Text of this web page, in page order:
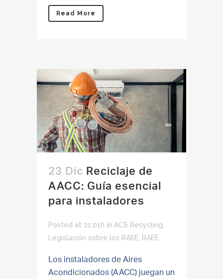
Read More
23 Dic Reciclaje de
AACC: Guía esencial
para instaladores
Posted at 21:01h in ACS Recycling,
Legislación sobre los RAEE, RAEE
Los instaladores de Aires
Acondicionados (AACC) juegan un